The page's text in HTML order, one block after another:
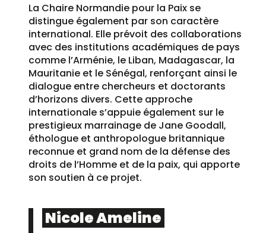
La Chaire Normandie pour la Paix se
distingue également par son caractère
international. Elle prévoit des collaborations
avec des institutions académiques de pays
comme l’Arménie, le Liban, Madagascar, la
Mauritanie et le Sénégal, renforçant ainsi le
dialogue entre chercheurs et doctorants
d’horizons divers. Cette approche
internationale s’appuie également sur le
prestigieux marrainage de Jane Goodall,
éthologue et anthropologue britannique
reconnue et grand nom de la défense des
droits de l’Homme et de la paix, qui apporte
son soutien à ce projet.
Nicole Ameline